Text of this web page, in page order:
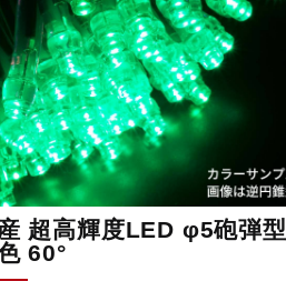
超高輝度LED φ5砲弾型
60°